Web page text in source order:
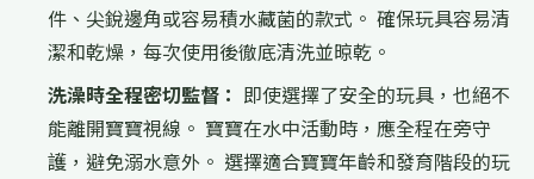
件、尖銳邊角或容易積水藏菌的款式。 確保玩具容易清
潔和乾燥，每次使用後徹底清洗並晾乾。
洗澡時全程密切監督： 即使選擇了安全的玩具，也絕不
能離開寶寶視線。 寶寶在水中活動時，應全程在旁守
護，避免溺水意外。 選擇適合寶寶年齡和發育階段的玩